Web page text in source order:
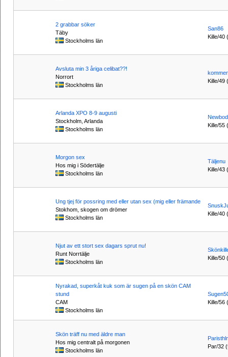
2 grabbar söker
Täby
Stockholms län
San86
Kille/40
Avsluta min 3 åriga celibat??!
Norrort
Stockholms län
Kille/49
Arlanda XPO 8-9 augusti
Stockholm, Arlanda
Stockholms län
Kille/55
Morgon sex
Hos mig i Södertälje
Stockholms län
Täljenu
Kille/43
Ung tjej för possring med eller utan sex (mig eller främande
Stokhom, skogen om drömer
Stockholms län
Kille/40
Njut av ett stort sex dagars sprut nu!
Runt Norrtälje
Stockholms län
Kille/50
Nyrakad, superkåt kuk som är sugen på en skön CAM
stund
CAM
Stockholms län
Kille/56
Skön träff nu med äldre man
Hos mig centralt på morgonen
Stockholms län
Par/32